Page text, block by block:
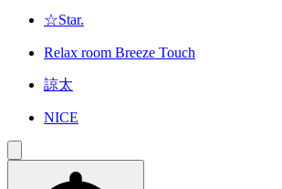
☆Star.
Relax room Breeze Touch
諒太
NICE